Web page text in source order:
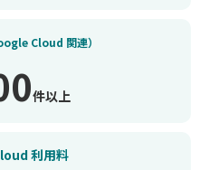
Cloud 関連）
件以上
利用料